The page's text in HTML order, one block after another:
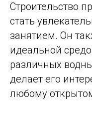
Строительство
стать
занятием. Он
идеальной
различных
делает его
любому